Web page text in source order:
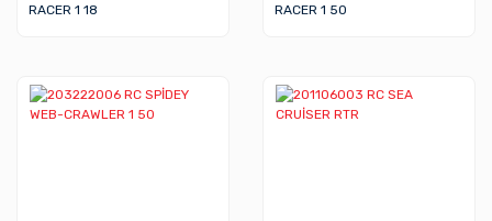
RACER 1 18
RACER 1 50